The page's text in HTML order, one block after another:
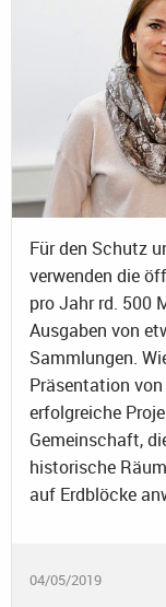
Für den Schutz
verwenden die
pro Jahr rd. 500
Ausgaben von
Sammlungen.
Präsentation
erfolgreiche
Gemeinschaft,
historische
auf Erdblöcke
04/05/2019